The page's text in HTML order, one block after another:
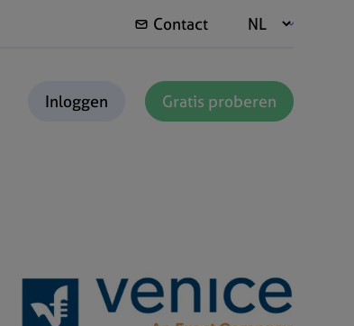
Contact
Inloggen Gratis proberen